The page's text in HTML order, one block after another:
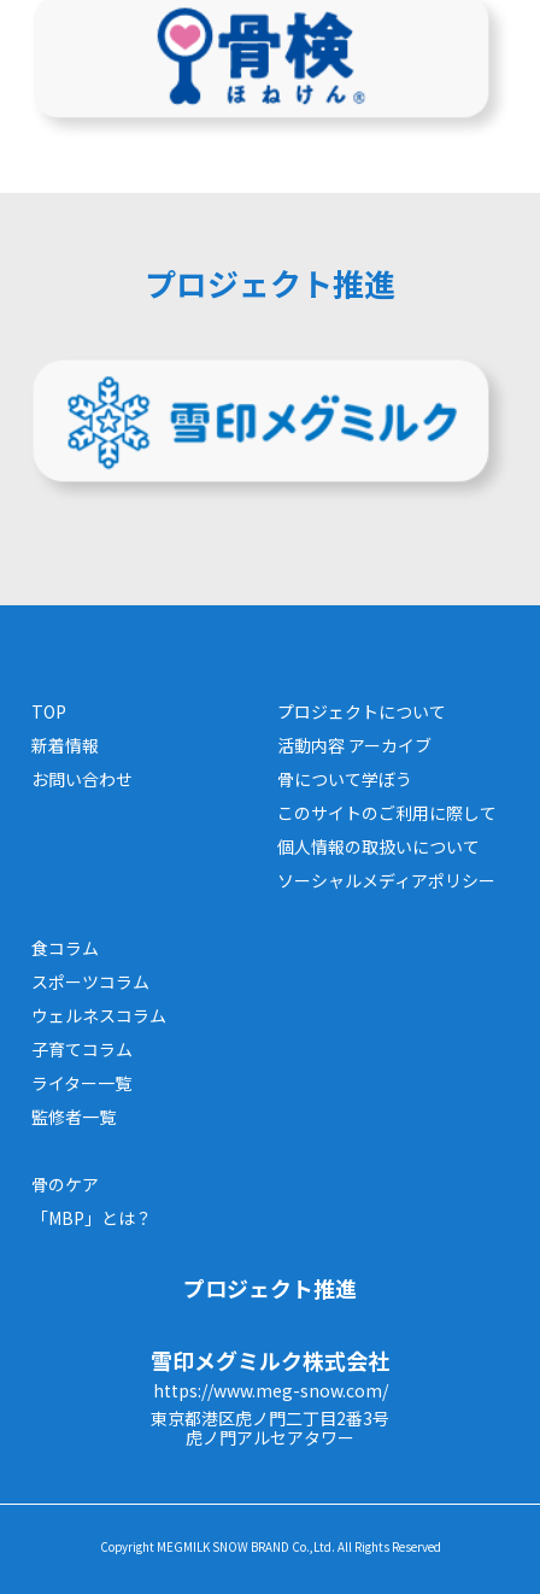
プロジェクト推進
TOP
新着情報
お問い合わせ
プロジェクトについて
活動内容 アーカイブ
骨について学ぼう
このサイトのご利用に際して
個人情報の取扱いについて
ソーシャルメディアポリシー
食コラム
スポーツコラム
ウェルネスコラム
子育てコラム
ライター一覧
監修者一覧
骨のケア
「MBP」とは？
プロジェクト推進
雪印メグミルク株式会社
https://www.meg-snow.com/
東京都港区虎ノ門二丁目2番3号
虎ノ門アルセアタワー
Copyright MEGMILK SNOW BRAND Co.,Ltd. All Rights Reserved